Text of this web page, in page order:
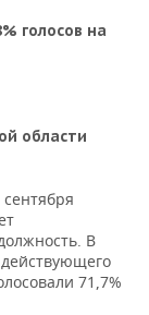
голосов на
области
В
71,7%